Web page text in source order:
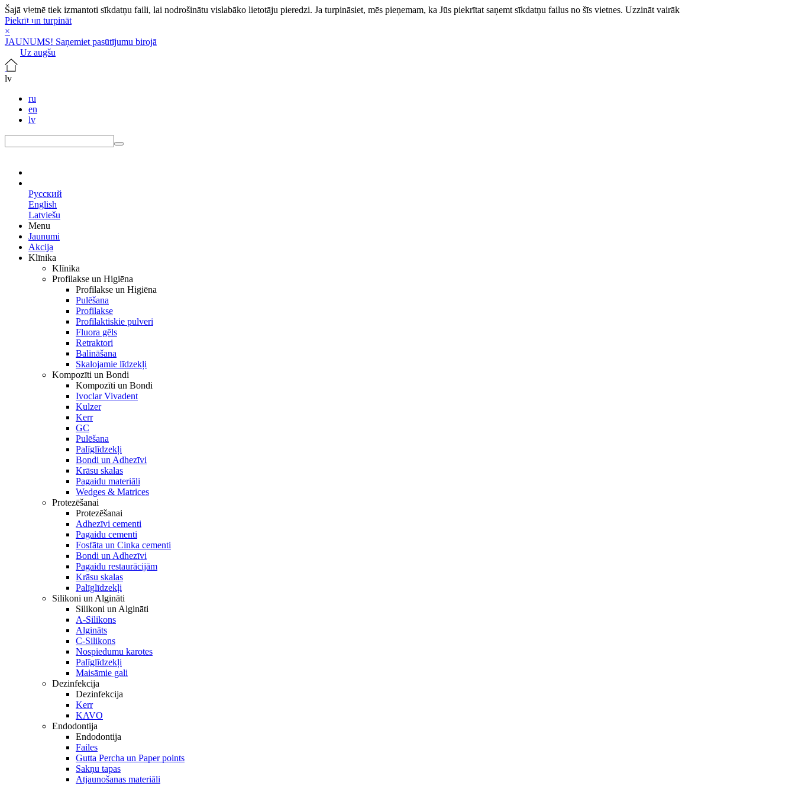
Šajā vietnē tiek izmantoti sīkdatņu faili, lai nodrošinātu vislabāko lietotāju pieredzi. Ja turpināsiet, mēs pieņemam, ka Jūs piekrītat saņemt sīkdatņu failus no šīs vietnes. Uzzināt vairāk
Piekrīt un turpināt
×
JAUNUMS! Saņemiet pasūtījumu birojā
Uz augšu
lv
ru
en
lv
Русский
English
Latviešu
Menu
Jaunumi
Akcija
Klīnika
Klīnika
Profilakse un Higiēna
Profilakse un Higiēna
Pulēšana
Profilakse
Profilaktiskie pulveri
Fluora gēls
Retraktori
Balināšana
Skalojamie līdzekļi
Kompozīti un Bondi
Kompozīti un Bondi
Ivoclar Vivadent
Kulzer
Kerr
GC
Pulēšana
Palīglīdzekļi
Bondi un Adhezīvi
Krāsu skalas
Pagaidu materiāli
Wedges & Matrices
Protezēšanai
Protezēšanai
Adhezīvi cementi
Pagaidu cementi
Fosfāta un Cinka cementi
Bondi un Adhezīvi
Pagaidu restaurācijām
Krāsu skalas
Palīglīdzekļi
Silikoni un Algināti
Silikoni un Algināti
A-Silikons
Algināts
C-Silikons
Nospiedumu karotes
Palīglīdzekļi
Maisāmie gali
Dezinfekcija
Dezinfekcija
Kerr
KAVO
Endodontija
Endodontija
Failes
Gutta Percha un Paper points
Sakņu tapas
Atjaunošanas materiāli